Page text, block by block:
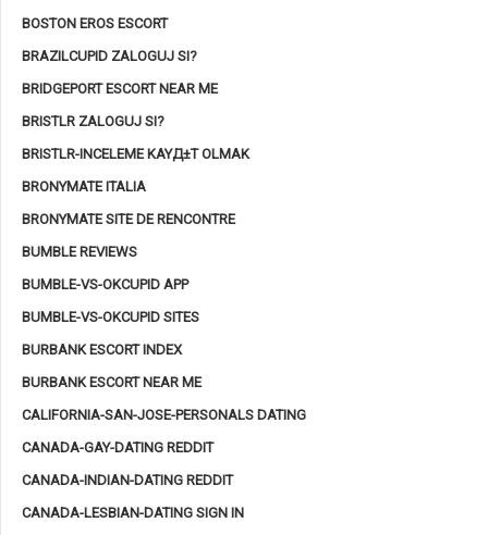
BOSTON EROS ESCORT
BRAZILCUPID ZALOGUJ SI?
BRIDGEPORT ESCORT NEAR ME
BRISTLR ZALOGUJ SI?
BRISTLR-INCELEME KAYД±T OLMAK
BRONYMATE ITALIA
BRONYMATE SITE DE RENCONTRE
BUMBLE REVIEWS
BUMBLE-VS-OKCUPID APP
BUMBLE-VS-OKCUPID SITES
BURBANK ESCORT INDEX
BURBANK ESCORT NEAR ME
CALIFORNIA-SAN-JOSE-PERSONALS DATING
CANADA-GAY-DATING REDDIT
CANADA-INDIAN-DATING REDDIT
CANADA-LESBIAN-DATING SIGN IN